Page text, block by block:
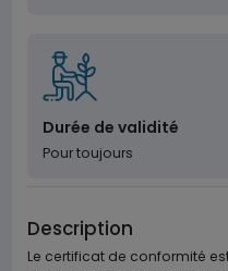
Durée de validité
Pour toujours
Description
Le certificat de conformité